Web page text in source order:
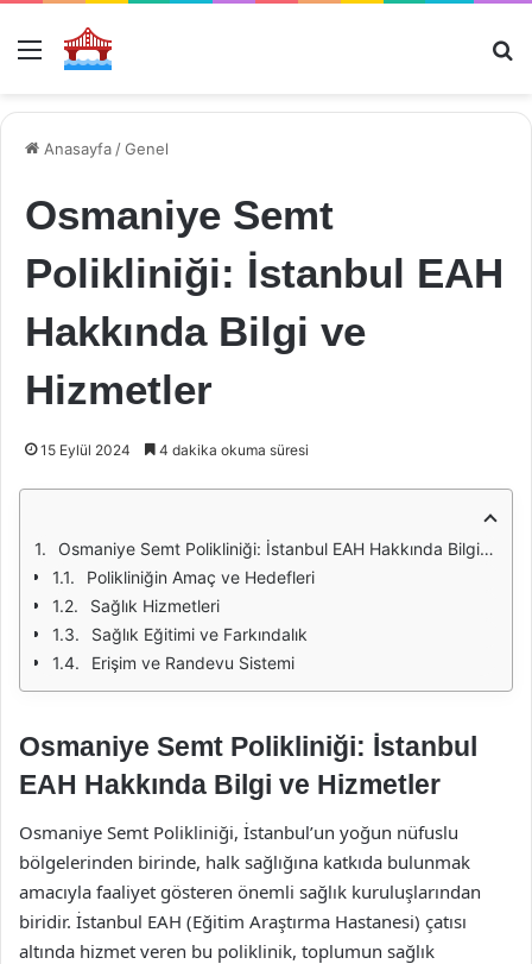
Menü
Anasayfa /Genel
Osmaniye Semt
Polikliniği: İstanbul EAH
Hakkında Bilgi ve
Hizmetler
15 Eylül 2024 4 dakika okuma süresi
Osmaniye Semt Polikliniği: İstanbul EAH Hakkında Bilgi ve Hizmetler
Polikliniğin Amaç ve Hedefleri
Sağlık Hizmetleri
Sağlık Eğitimi ve Farkındalık
Erişim ve Randevu Sistemi
Osmaniye Semt Polikliniği: İstanbul
EAH Hakkında Bilgi ve Hizmetler
Osmaniye Semt Polikliniği, İstanbul’un yoğun nüfuslu
bölgelerinden birinde, halk sağlığına katkıda bulunmak
amacıyla faaliyet gösteren önemli sağlık kuruluşlarından
biridir. İstanbul EAH (Eğitim Araştırma Hastanesi) çatısı
altında hizmet veren bu poliklinik, toplumun sağlık